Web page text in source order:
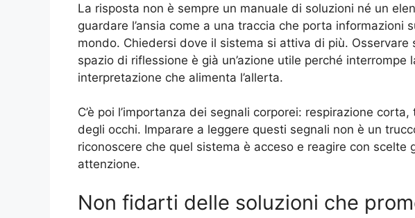
La risposta non è sempre un manuale di soluzioni né un
guardare l’ansia come a una traccia che porta informazioni
mondo. Chiedersi dove il sistema si attiva di più. Osservare
spazio di riflessione è già un’azione utile perché interrompe
interpretazione che alimenta l’allerta.
C’è poi l’importanza dei segnali corporei: respirazione
degli occhi. Imparare a leggere questi segnali non è un
riconoscere che quel sistema è acceso e reagire con scelte
attenzione.
Non fidarti delle soluzioni che